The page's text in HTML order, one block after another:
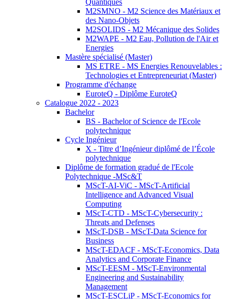
Quantiques
M2SMNO - M2 Science des Matériaux et
des Nano-Objets
M2SOLIDS - M2 Mécanique des Solides
M2WAPE - M2 Eau, Pollution de l'Air et
Energies
Mastère spécialisé (Master)
MS ETRE - MS Energies Renouvelables :
Technologies et Entrepreneuriat (Master)
Programme d'échange
EuroteQ - Diplôme EuroteQ
Catalogue 2022 - 2023
Bachelor
BS - Bachelor of Science de l'Ecole
polytechnique
Cycle Ingénieur
X - Titre d’Ingénieur diplômé de l’École
polytechnique
Diplôme de formation gradué de l'Ecole
Polytechnique -MSc&T
MScT-AI-ViC - MScT-Artificial
Intelligence and Advanced Visual
Computing
MScT-CTD - MScT-Cybersecurity :
Threats and Defenses
MScT-DSB - MScT-Data Science for
Business
MScT-EDACF - MScT-Economics, Data
Analytics and Corporate Finance
MScT-EESM - MScT-Environmental
Engineering and Sustainability
Management
MScT-ESCLiP - MScT-Economics for